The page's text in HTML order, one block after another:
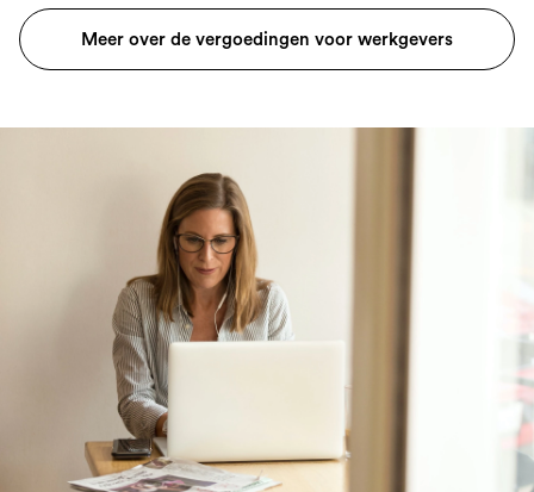
Meer over de vergoedingen voor werkgevers